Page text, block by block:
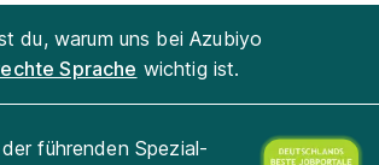
du, warum uns bei Azubiyo
Sprache wichtig ist.
führenden Spezial-